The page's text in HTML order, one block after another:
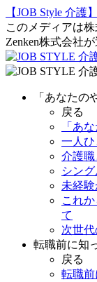
【JOB Style 介
このメディアは
Zenken株式会社
「あなたの
戻る
「あ
一人
介護
シン
未経
これ
て
次世
転職前に知
戻る
転職